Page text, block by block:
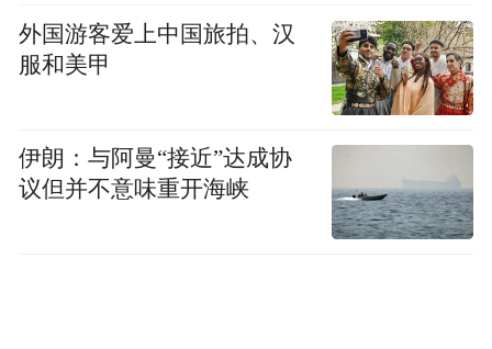
外国游客爱上中国旅拍、汉
服和美甲
伊朗：与阿曼“接近”达成协
议但并不意味重开海峡